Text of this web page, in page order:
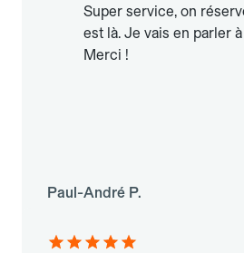
Super service, on
est là. Je vais en parler
Merci !
Paul-André P.